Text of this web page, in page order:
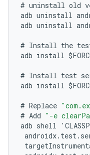
# uninstall old
adb uninstall
adb uninstall
# Install the
adb install $
# Install test
adb install $
# Replace
# Add "-e
adb shell '
androidx. test.